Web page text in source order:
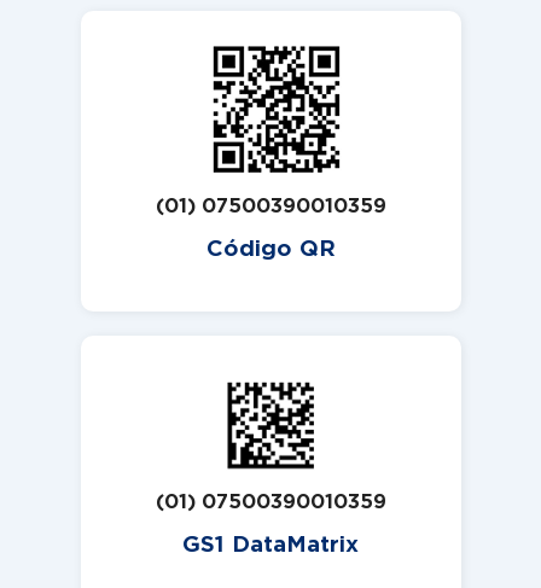
(01) 07500390010359
Código QR
(01) 07500390010359
GS1 DataMatrix